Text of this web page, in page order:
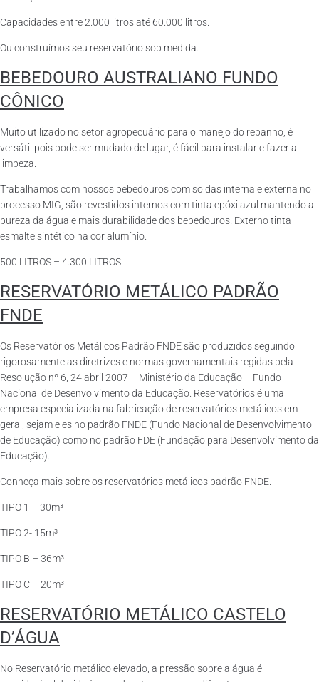
Capacidades entre 2.000 litros até 60.000 litros.
Ou construímos seu reservatório sob medida.
BEBEDOURO AUSTRALIANO FUNDO
CÔNICO
Muito utilizado no setor agropecuário para o manejo do rebanho, é
versátil pois pode ser mudado de lugar, é fácil para instalar e fazer a
limpeza.
Trabalhamos com nossos bebedouros com soldas interna e externa no
processo MIG, são revestidos internos com tinta epóxi azul mantendo a
pureza da água e mais durabilidade dos bebedouros. Externo tinta
esmalte sintético na cor alumínio.
500 LITROS – 4.300 LITROS
RESERVATÓRIO METÁLICO PADRÃO
FNDE
Os Reservatórios Metálicos Padrão FNDE são produzidos seguindo
rigorosamente as diretrizes e normas governamentais regidas pela
Resolução nº 6, 24 abril 2007 – Ministério da Educação – Fundo
Nacional de Desenvolvimento da Educação. Reservatórios é uma
empresa especializada na fabricação de reservatórios metálicos em
geral, sejam eles no padrão FNDE (Fundo Nacional de Desenvolvimento
de Educação) como no padrão FDE (Fundação para Desenvolvimento da
Educação).
Conheça mais sobre os reservatórios metálicos padrão FNDE.
TIPO 1 – 30m³
TIPO 2- 15m³
TIPO B – 36m³
TIPO C – 20m³
RESERVATÓRIO METÁLICO CASTELO
D’ÁGUA
No Reservatório metálico elevado, a pressão sobre a água é